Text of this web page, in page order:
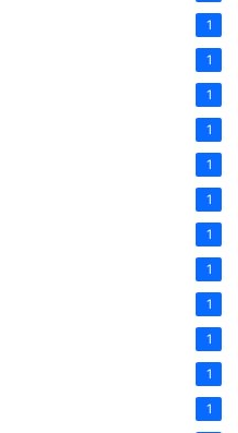
1
1
1
1
1
1
1
1
1
1
1
1